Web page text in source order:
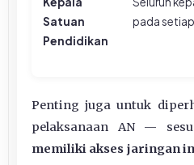
Satuan
Pendidikan
pada
Penting juga untuk
pelaksanaan AN —
memiliki akses jaringan